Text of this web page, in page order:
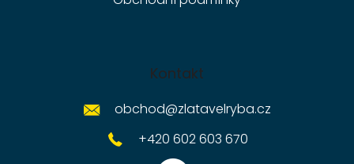
Kontakt
obchod@zlatavelryba.cz
+420 602 603 670